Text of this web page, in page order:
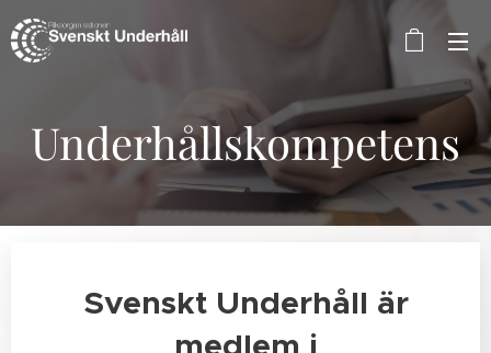
Underhållskompetens
Svenskt Underhåll är